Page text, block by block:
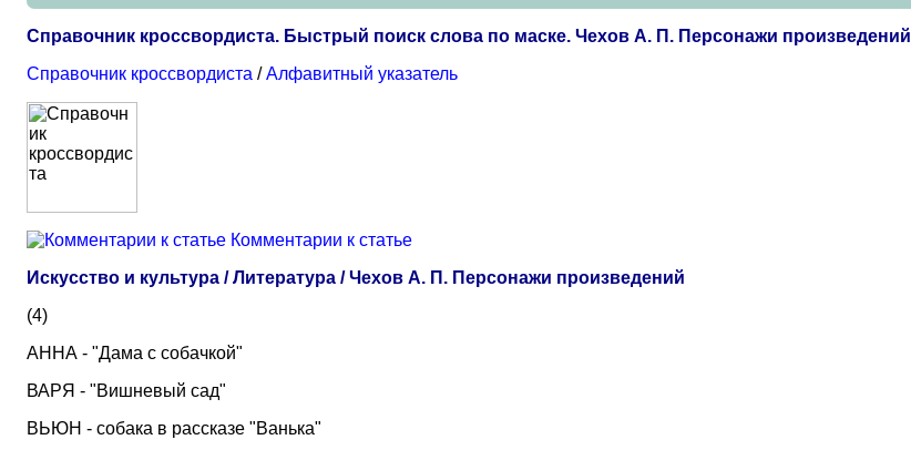
Справочник кроссвордиста. Быстрый поиск слова по маске. Чехов А. П. Персонажи произведений
Справочник кроссвордиста /Алфавитный указатель
Комментарии к статье
Искусство и культура / Литература / Чехов А. П. Персонажи произведений
(4)
АННА - "Дама с собачкой"
ВАРЯ - "Вишневый сад"
ВЬЮН - собака в рассказе "Ванька"